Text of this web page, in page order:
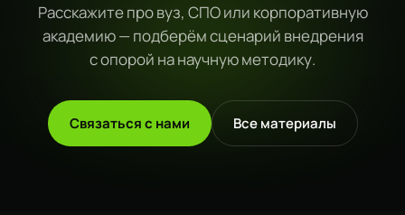
Расскажите про вуз, СПО или корпоративную
академию — подберём сценарий внедрения
с опорой на научную методику.
Связаться с нами Все материалы